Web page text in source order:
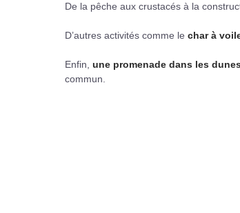
De la pêche aux crustacés à la
D’autres activités comme le char à
Enfin, une promenade dans les
commun.